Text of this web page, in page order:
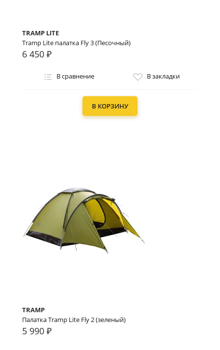
TRAMP LITE
Tramp Lite палатка Fly 3 (Песочный)
6 450 ₽
В сравнение В закладки
В КОРЗИНУ
TRAMP
Палатка Tramp Lite Fly 2 (зеленый)
5 990 ₽